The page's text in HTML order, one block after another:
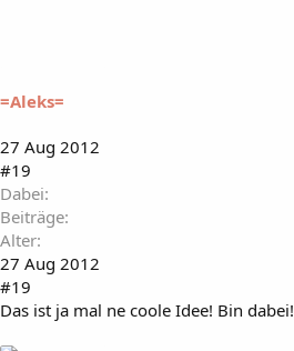
=Aleks=
27 Aug 2012
#19
Dabei
Beiträge
Alter
27 Aug 2012
#19
Das ist ja mal ne coole Idee! Bin dabei!